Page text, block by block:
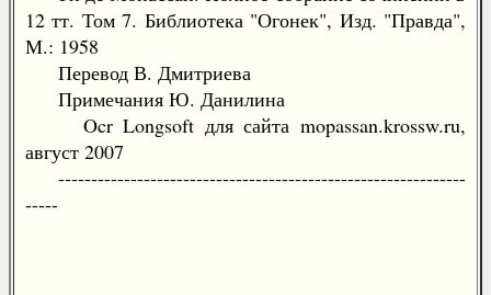
12 тт. Том 7. Библиотека "Огонек", Изд. "Правда",
М.: 1958
Перевод В. Дмитриева
Примечания Ю. Данилина
Ocr Longsoft для сайта mopassan.krossw.ru,
август 2007
--------------------------------------------------------------
-----